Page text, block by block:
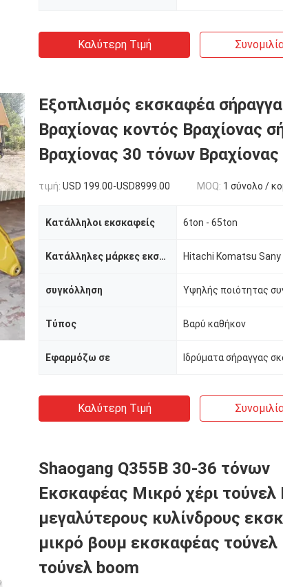
Καλύτερη Τιμή
Εξοπλισμός εκσκαφέα
Βραχίονας κοντός Βραχίονας
Βραχίονας 30 τόνων
τιμή: USD 199.00-USD8999.00 MOQ: 1 σύνολο /
Κατάλληλοι εκσκαφείς 6ton - 65ton
Κατάλληλες μάρκες εκσκαφητή
συγκόλληση Υψηλής ποιότητας
Τύπος Βαρύ καθήκον
Εφαρμόζω σε Ιδρύματα σήραγγας
Καλύτερη Τιμή
Shaogang Q355B 30-36 τόνων
Εκσκαφέας Μικρό χέρι
μεγαλύτερους κυλίνδρους
μικρό βουμ εκσκαφέας τούνελ
τούνελ boom